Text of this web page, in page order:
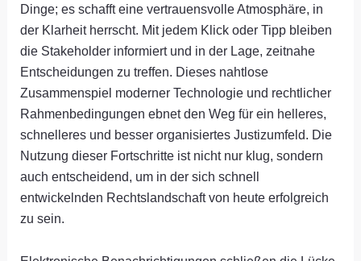
Dinge; es schafft eine vertrauensvolle Atmosphäre, in
der Klarheit herrscht. Mit jedem Klick oder Tipp bleiben
die Stakeholder informiert und in der Lage, zeitnahe
Entscheidungen zu treffen. Dieses nahtlose
Zusammenspiel moderner Technologie und rechtlicher
Rahmenbedingungen ebnet den Weg für ein helleres,
schnelleres und besser organisiertes Justizumfeld. Die
Nutzung dieser Fortschritte ist nicht nur klug, sondern
auch entscheidend, um in der sich schnell
entwickelnden Rechtslandschaft von heute erfolgreich
zu sein.